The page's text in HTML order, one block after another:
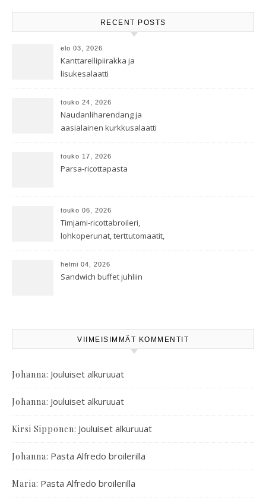
RECENT POSTS
elo 03, 2026
Kanttarellipiirakka ja
lisukesalaatti
touko 24, 2026
Naudanliharendang ja
aasialainen kurkkusalaatti
touko 17, 2026
Parsa-ricottapasta
touko 06, 2026
Timjami-ricottabroileri,
lohkoperunat, terttutomaatit,
salaatti
helmi 04, 2026
Sandwich buffet juhliin
VIIMEISIMMÄT KOMMENTIT
Johanna: Jouluiset alkuruuat
Johanna: Jouluiset alkuruuat
Kirsi Sipponen: Jouluiset alkuruuat
Johanna: Pasta Alfredo broilerilla
Maria: Pasta Alfredo broilerilla